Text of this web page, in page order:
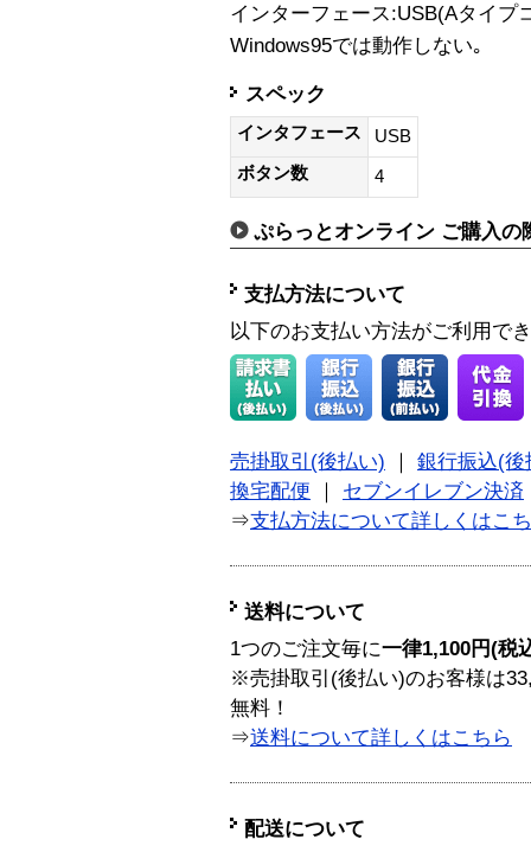
インターフェース:USB(Aタイプ
Windows95では動作しない｡
スペック
インタフェース
USB
ボタン数
4
ぷらっとオンライン ご購入の
支払方法について
以下のお支払い方法がご利用で
売掛取引(後払い) ｜ 銀行振込(後
換宅配便 ｜ セブンイレブン決済
⇒支払方法について詳しくはこ
送料について
1つのご注文毎に一律1,100円(税
※売掛取引(後払い)のお客様は
無料！
⇒送料について詳しくはこちら
配送について